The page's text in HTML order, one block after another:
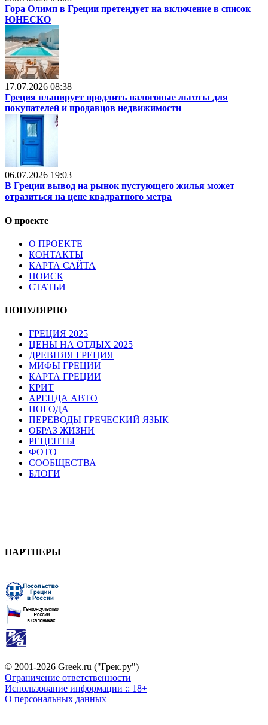
Гора Олимп в Греции претендует на включение в список
ЮНЕСКО
17.07.2026 08:38
Греция планирует продлить налоговые льготы для
покупателей и продавцов недвижимости
06.07.2026 19:03
В Греции вывод на рынок пустующего жилья может
отразиться на цене квадратного метра
О проекте
О ПРОЕКТЕ
КОНТАКТЫ
КАРТА САЙТА
ПОИСК
СТАТЬИ
ПОПУЛЯРНО
ГРЕЦИЯ 2025
ЦЕНЫ НА ОТДЫХ 2025
ДРЕВНЯЯ ГРЕЦИЯ
МИФЫ ГРЕЦИИ
КАРТА ГРЕЦИИ
КРИТ
АРЕНДА АВТО
ПОГОДА
ПЕРЕВОДЫ ГРЕЧЕСКИЙ ЯЗЫК
ОБРАЗ ЖИЗНИ
РЕЦЕПТЫ
ФОТО
СООБЩЕСТВА
БЛОГИ
ПАРТНЕРЫ
© 2001-2026 Greek.ru ("Грек.ру")
Ограничение ответственности
Использование информации :: 18+
О персональных данных